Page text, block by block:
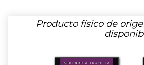
Producto físico de